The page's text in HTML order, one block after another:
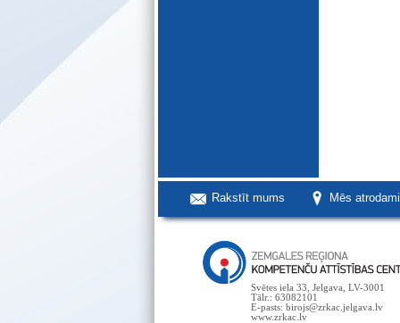
Rakstīt mums Mēs
Svētes iela 33, Jelgava, LV-3001
Tālr.: 63082101
E-pasts: birojs@zrkac.jelgava.lv
www.zrkac.lv